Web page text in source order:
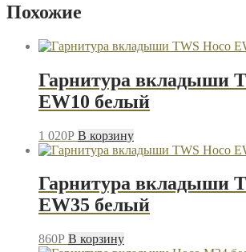
012
белый
Похожие
Гарнитура вкладыши
EW10 белый
1 020P В корзину
Гарнитура вкладыши
EW35 белый
860P В корзину